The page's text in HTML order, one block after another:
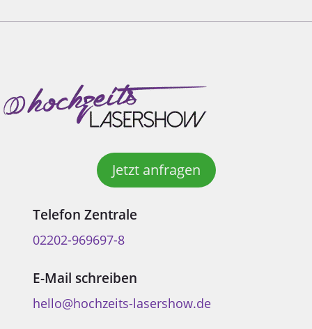
Jetzt anfragen
Telefon Zentrale
02202-969697-8
E-Mail schreiben
hello@hochzeits-lasershow.de